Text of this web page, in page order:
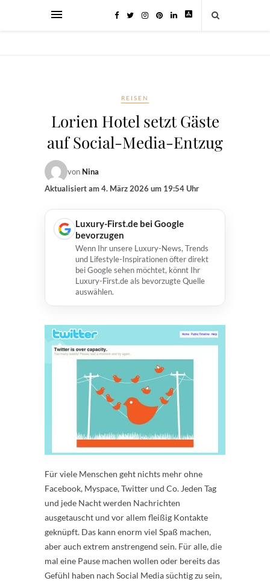
REISEN
Lorien Hotel setzt Gäste
auf Social-Media-Entzug
von Nina
Aktualisiert am4. März 2026 um 19:54 Uhr
Luxury-First.de bei Google
bevorzugen
Wenn Ihr unsere Luxury-News, Trends
und Lifestyle-Inspirationen öfter direkt
bei Google sehen möchtet, könnt Ihr
Luxury-First.de als bevorzugte Quelle
auswählen.
Für viele Menschen geht nichts mehr ohne
Facebook, Myspace, Twitter und Co. Jeden Tag
und jede Nacht werden Nachrichten
ausgetauscht und vor allem fleißig Kontakte
geknüpft. Das kann enorm viel Spaß machen,
aber auch extrem anstrengend sein. Für alle, die
mal eine Pause machen wollen oder bereits das
Gefühl haben nach Social Media süchtig zu sein,